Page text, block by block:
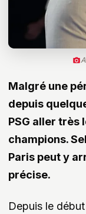
Malgré une
depuis
PSG aller très
champions.
Paris peut y
précise.
Depuis le